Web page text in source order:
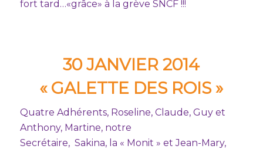
fort tard…«grâce» à la grève SNCF !!!
30 JANVIER 2014
« GALETTE DES ROIS »
Quatre Adhérents, Roseline, Claude, Guy et
Anthony, Martine, notre
Secrétaire, Sakina, la « Monit » et Jean-Mary,